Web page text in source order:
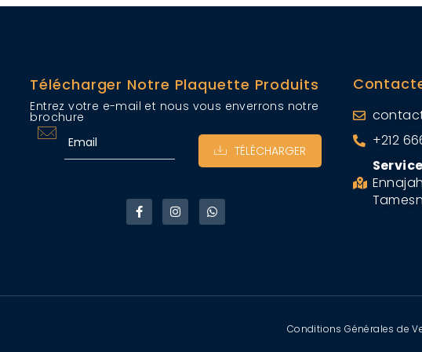
Télécharger Notre Plaquette Produits
Entrez votre e-mail et nous vous enverrons notre
brochure
TÉLÉCHARGER
+212
Conditions Générales de